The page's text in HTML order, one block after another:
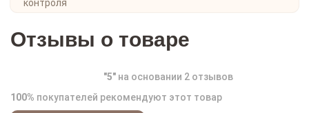
Отзывы о товаре
"5" на основании 2 отзывов
100% покупателей рекомендуют этот товар